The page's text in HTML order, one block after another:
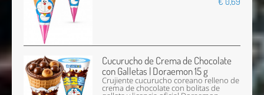
Cucurucho de Crema de Chocolate
con Galletas | Doraemon 15 g
Crujiente cucurucho coreano relleno de
crema de chocolate con bolitas de